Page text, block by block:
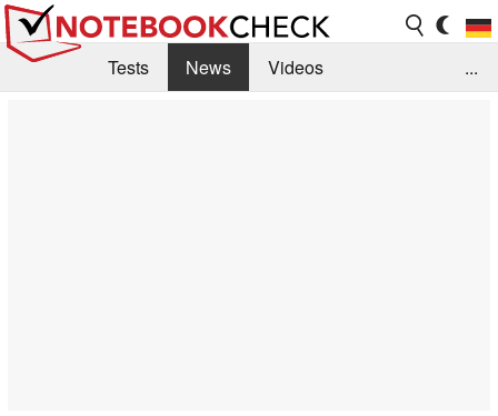
Tests News
Videos
...